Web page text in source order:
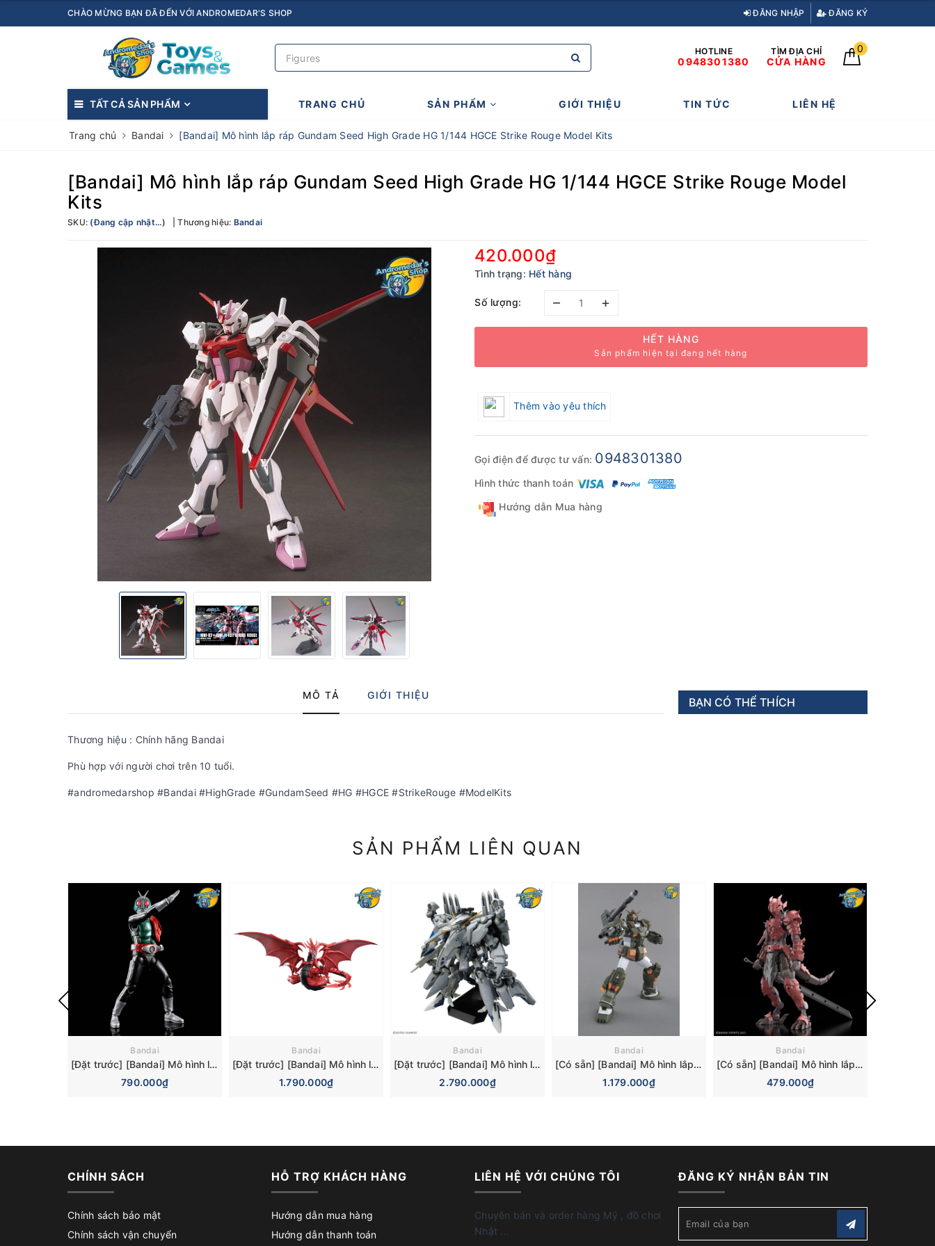
CHÀO MỪNG BẠN ĐÃ ĐẾN VỚI ANDROMEDAR'S SHOP ĐĂNG NHẬP ĐĂNG KÝ
HOTLINE
0948301380
TÌM ĐỊA CHỈ
CỬA HÀNG
0
TẤT CẢ SẢN PHẨM TRANG CHỦ SẢN PHẨM GIỚI THIỆU TIN TỨC LIÊN HỆ
Trang chủ Bandai [Bandai] Mô hình lắp ráp Gundam Seed High Grade HG 1/144 HGCE Strike Rouge Model Kits
[Bandai] Mô hình lắp ráp Gundam Seed High Grade HG 1/144 HGCE Strike Rouge Model
Kits
SKU: (Đang cập nhật...) Thương hiệu: Bandai
420.000₫
Tình trạng: Hết hàng
Số lượng: – +
HẾT HÀNG
Sản phẩm hiện tại đang hết hàng
Thêm vào yêu thích
Gọi điện để được tư vấn: 0948301380
Hình thức thanh toán
Hướng dẫn Mua hàng
MÔ TẢ GIỚI THIỆU
Thương hiệu : Chính hãng Bandai
Phù hợp với người chơi trên 10 tuổi.
#andromedarshop #Bandai #HighGrade #GundamSeed #HG #HGCE #StrikeRouge #ModelKits
BẠN CÓ THỂ THÍCH
SẢN PHẨM LIÊN QUAN
Bandai
[Đặt trước] [Bandai] Mô hình lắp ráp Figure-rise Standard Kamen Rider New No. 1 Model Kit
790.000₫
Bandai
[Đặt trước] [Bandai] Mô hình lắp ráp Figure-rise Standard Amplified -Egyptian God- Slifer the Sky Dragon Model Kit
1.790.000₫
Bandai
[Đặt trước] [Bandai] Mô hình lắp ráp High Grade HGUC 1/144 TX-ff104 Alyzeus Model Kit
2.790.000₫
Bandai
[Có sẵn] [Bandai] Mô hình lắp ráp Master Grade MG 1/100 Full Armor Gundam Model Kit
1.179.000₫
Bandai
[Có sẵn] [Bandai] Mô hình lắp ráp 30MF 30 Minutes Fantasy Dragonia Knight Model Kit
479.000₫
CHÍNH SÁCH
Chính sách bảo mật
Chính sách vận chuyển
HỖ TRỢ KHÁCH HÀNG
Hướng dẫn mua hàng
Hướng dẫn thanh toán
LIÊN HỆ VỚI CHÚNG TÔI
Chuyên bán và order hàng Mỹ , đồ chơi
Nhật ...
ĐĂNG KÝ NHẬN BẢN TIN